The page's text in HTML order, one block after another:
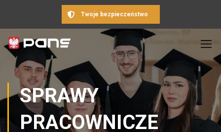
Twoje bezpieczeństwo
SPRAWY
PRACOWNICZE